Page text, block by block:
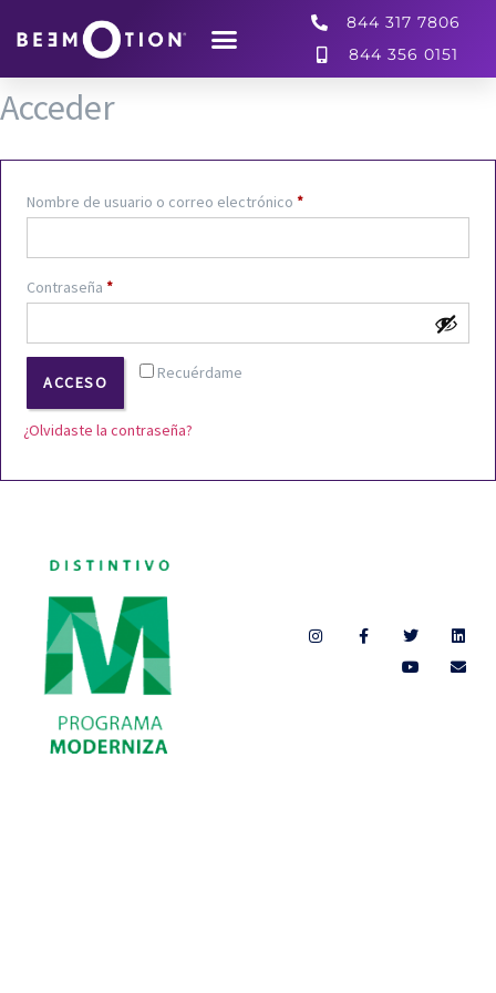
844 317 7806
844 356 0151
Acceder
Nombre de usuario o correo electrónico *
Contraseña *
Recuérdame
ACCESO
¿Olvidaste la contraseña?